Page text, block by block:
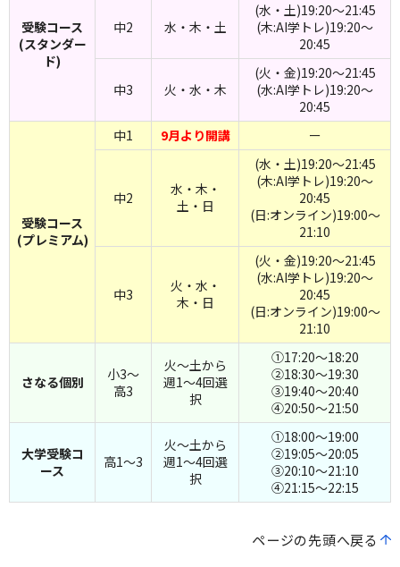
受験コース
(スタンダー
ド)
中2 水・木・土
(水・土)19:20～21:45
(木:AI学トレ)19:20～
20:45
中3 火・水・木
(火・金)19:20～21:45
(水:AI学トレ)19:20～
20:45
受験コース
(プレミアム)
中1 9月より開講 ー
中2
水・木・
土・日
(水・土)19:20～21:45
(木:AI学トレ)19:20～
20:45
(日:オンライン)19:00～
21:10
中3
火・水・
木・日
(火・金)19:20～21:45
(水:AI学トレ)19:20～
20:45
(日:オンライン)19:00～
21:10
さなる個別
小3～
高3
火～土から
週1～4回選
択
①17:20～18:20
②18:30～19:30
③19:40～20:40
④20:50～21:50
大学受験コ
ース
高1～3
火～土から
週1～4回選
択
①18:00～19:00
②19:05～20:05
③20:10～21:10
④21:15～22:15
ページの先頭へ戻る